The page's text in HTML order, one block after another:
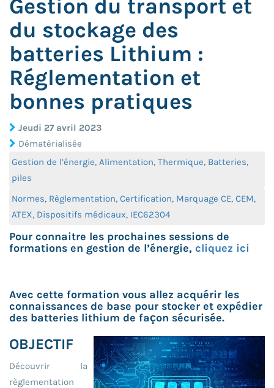
Gestion du transport et
du stockage des
batteries Lithium :
Réglementation et
bonnes pratiques
Jeudi 27 avril 2023
Dématérialisée
Gestion de l’énergie, Alimentation, Thermique, Batteries,
piles
Normes, Règlementation, Certification, Marquage CE, CEM,
ATEX, Dispositifs médicaux, IEC62304
Pour connaitre les prochaines sessions de
formations en gestion de l’énergie, cliquez ici
Avec cette formation vous allez acquérir les
connaissances de base pour stocker et expédier
des batteries lithium de façon sécurisée.
OBJECTIF
Découvrir la
règlementation